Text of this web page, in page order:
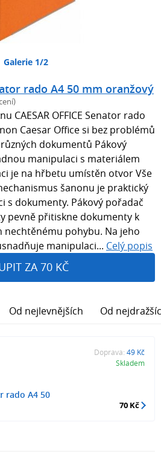
Galerie 1/2
rado A4 50 mm oranžový
CAESAR OFFICE Senator rado
Caesar Office si bez problémů
dokumentů Pákový
manipulaci s materiálem
je na hřbetu umístěn otvor Vše
šanonu je praktický
s dokumenty. Pákový pořadač
pevně přitiskne dokumenty k
nechtěnému pohybu. Na jeho
manipulaci... Celý popis
ZA 70 KČ
Od nejlevnějších Od
rado A4 50
Doprava: 49 Kč
Skladem
70 Kč